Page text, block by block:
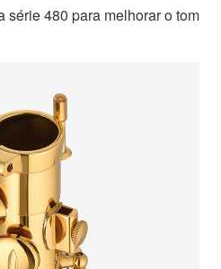
série 480 para melhorar o tom